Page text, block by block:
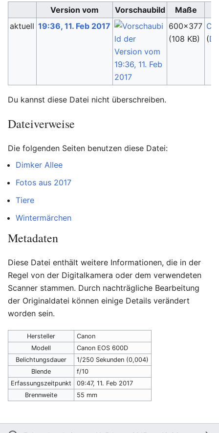
Version vom Vorschaubild
Maße
aktuell 19:36, 11. Feb 2017
600×377
(108 KB)
(
Du kannst diese Datei nicht überschreiben.
Dateiverweise
Die folgenden Seiten benutzen diese Datei:
Dimker Allee
Fotos aus 2017
Tiere
Wintermärchen
Metadaten
Diese Datei enthält weitere Informationen, die in der
Regel von der Digitalkamera oder dem verwendeten
Scanner stammen. Durch nachträgliche Bearbeitung
der Originaldatei können einige Details verändert
worden sein.
Hersteller
Canon
Modell
Canon EOS 600D
Belichtungsdauer
1/250 Sekunden (0,004)
Blende
f/10
Erfassungszeitpunkt
09:47, 11. Feb 2017
Brennweite
55 mm